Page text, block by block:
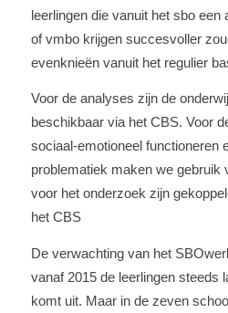
leerlingen die vanuit het sbo
of vmbo krijgen succesvoller
evenknieën vanuit het regulier
Voor de analyses zijn de
beschikbaar via het CBS. Voor
sociaal-emotioneel functioneren
problematiek maken we gebruik
voor het onderzoek zijn
het CBS
De verwachting van het
vanaf 2015 de leerlingen steeds
komt uit. Maar in de zeven